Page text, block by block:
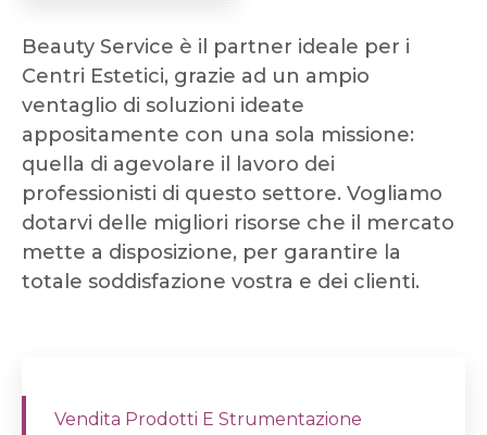
Beauty Service è il partner ideale per i
Centri Estetici, grazie ad un ampio
ventaglio di soluzioni ideate
appositamente con una sola missione:
quella di agevolare il lavoro dei
professionisti di questo settore. Vogliamo
dotarvi delle migliori risorse che il mercato
mette a disposizione, per garantire la
totale soddisfazione vostra e dei clienti.
Vendita Prodotti E Strumentazione